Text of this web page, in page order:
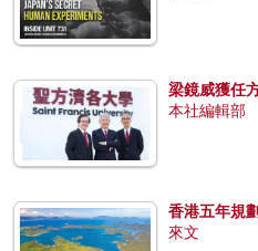
梁鏡威獲任
本社編輯部
香港五年規
來文